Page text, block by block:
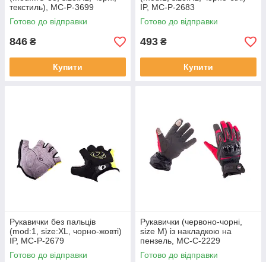
текстиль), MC-P-3699
Готово до відправки
846 ₴
Купити
IP, MC-P-2683
Готово до відправки
493 ₴
Купити
Рукавички без пальців
(mod:1, size:XL, чорно-жовті)
IP, MC-P-2679
Готово до відправки
Рукавички (червоно-чорні,
size M) із накладкою на
пензель, MC-C-2229
Готово до відправки